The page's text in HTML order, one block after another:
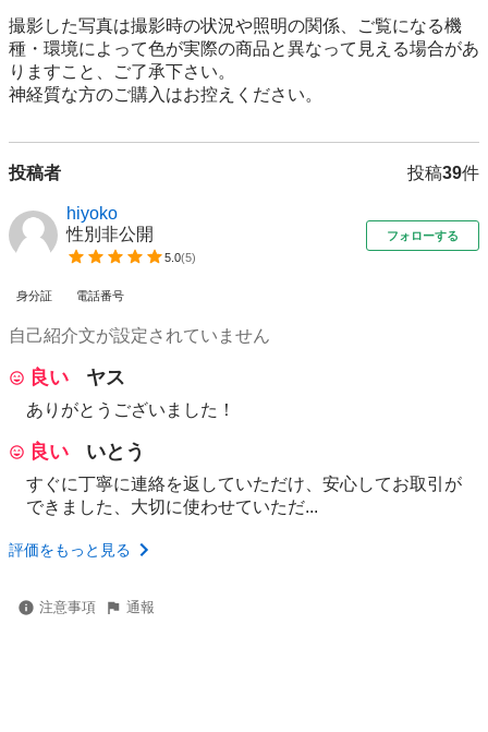
撮影した写真は撮影時の状況や照明の関係、ご覧になる機
種・環境によって色が実際の商品と異なって見える場合があ
りますこと、ご了承下さい。
神経質な方のご購入はお控えください。
投稿者 投稿39件
hiyoko
性別非公開
5.0(5)
フォローする
身分証 電話番号
自己紹介文が設定されていません
良い ヤス
ありがとうございました！
良い いとう
すぐに丁寧に連絡を返していただけ、安心してお取引が
できました、大切に使わせていただ...
評価をもっと見る
注意事項 通報